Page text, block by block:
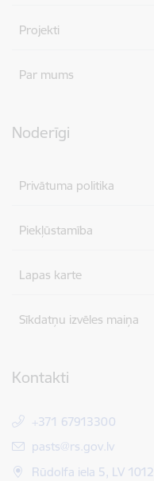
Projekti
Par mums
Noderīgi
Privātuma politika
Piekļūstamība
Lapas karte
Sīkdatņu izvēles maiņa
Kontakti
+371 67913300
E-pasts:
pasts@rs.gov.lv
Rūdolfa iela 5, LV 1012